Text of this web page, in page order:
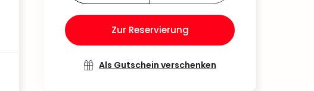
Zur Reservierung
Als Gutschein verschenken